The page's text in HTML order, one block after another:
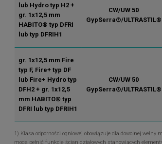
lub Hydro typ H2 +
gr. 1x12,5 mm
HABITO® typ DFRI
lub typ DFRIH1
CW/UW 50
GypSerra®/ULTRASTIL®
gr. 1x12,5 mm Fire
typ F, Fire+ typ DF
lub Fire+ Hydro typ
DFH2 + gr. 1x12,5
mm HABITO® typ
DFRI lub typ DFRIH1
CW/UW 50
GypSerra®/ULTRASTIL®
1) Klasa odporności ogniowej obowiązuje dla dowolnej
mogą pełnić funkcję ścian działowych stanowiących